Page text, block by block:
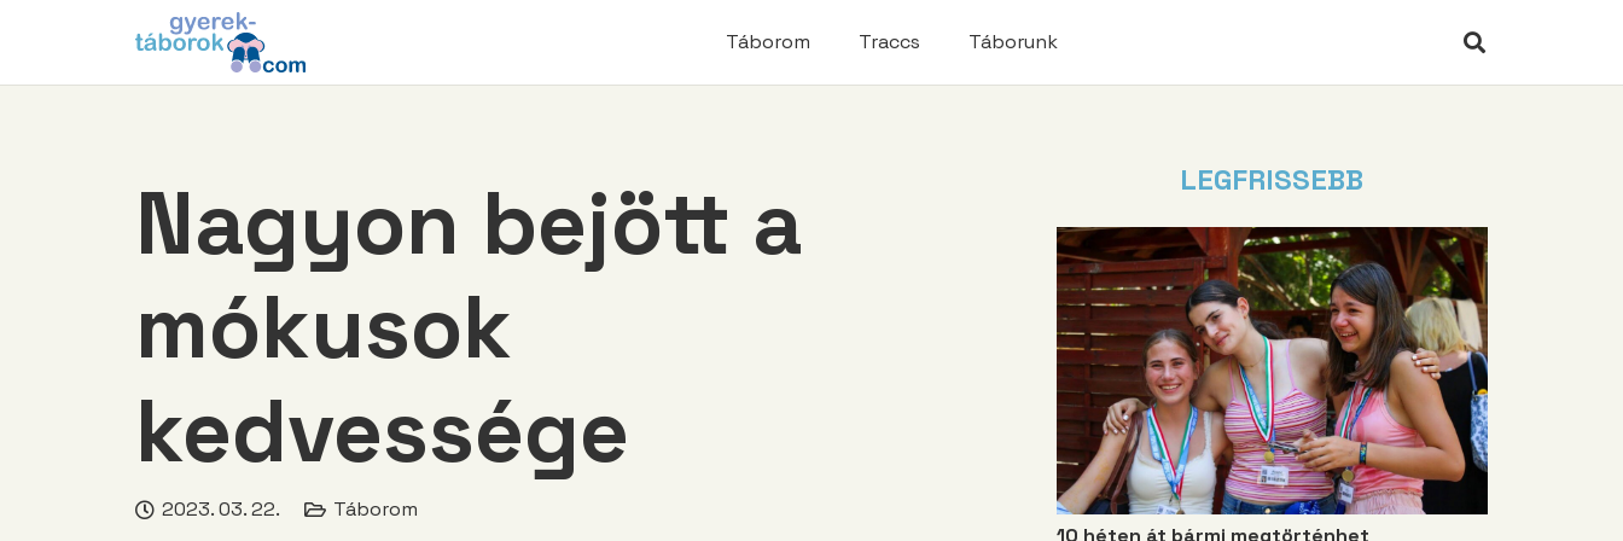
Táborom Traccs Táborunk
Nagyon bejött a
mókusok
kedvessége
2023. 03. 22. Táborom
LEGFRISSEBB